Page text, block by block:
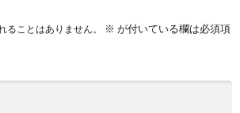
ることはありません。 ※ が付いている欄は必須項